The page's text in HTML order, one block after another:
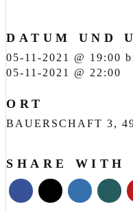
DATUM UND
05-11-2021 @ 19:00
05-11-2021 @ 22:00
ORT
BAUERSCHAFT 3,
SHARE WITH